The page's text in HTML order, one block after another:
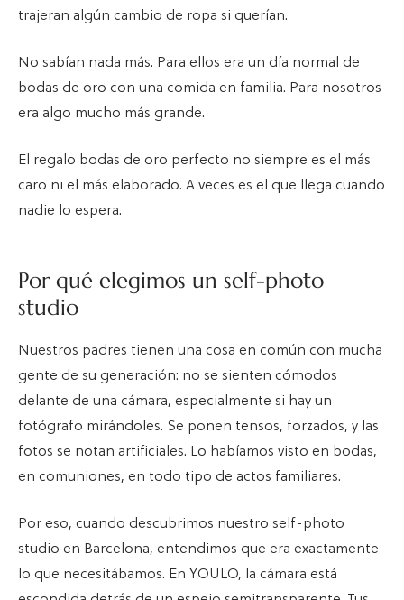
trajeran algún cambio de ropa si querían.
No sabían nada más. Para ellos era un día normal de
bodas de oro con una comida en familia. Para nosotros
era algo mucho más grande.
El regalo bodas de oro perfecto no siempre es el más
caro ni el más elaborado. A veces es el que llega cuando
nadie lo espera.
Por qué elegimos un self-photo
studio
Nuestros padres tienen una cosa en común con mucha
gente de su generación: no se sienten cómodos
delante de una cámara, especialmente si hay un
fotógrafo mirándoles. Se ponen tensos, forzados, y las
fotos se notan artificiales. Lo habíamos visto en bodas,
en comuniones, en todo tipo de actos familiares.
Por eso, cuando descubrimos nuestro self-photo
studio en Barcelona, entendimos que era exactamente
lo que necesitábamos. En YOULO, la cámara está